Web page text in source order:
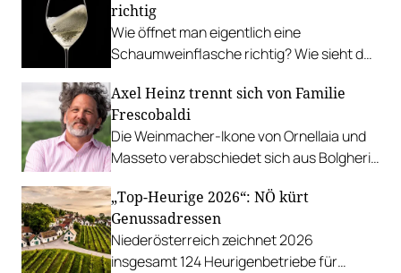
richtig
Wie öffnet man eigentlich eine
Schaumweinflasche richtig? Wie sieht das
Silberlöffel?
Axel Heinz trennt sich von Familie
Frescobaldi
Die Weinmacher-Ikone von Ornellaia und
Masseto verabschiedet sich aus Bolgheri
„Top-Heurige 2026“: NÖ kürt
Genussadressen
Niederösterreich zeichnet 2026
insgesamt 124 Heurigenbetriebe für